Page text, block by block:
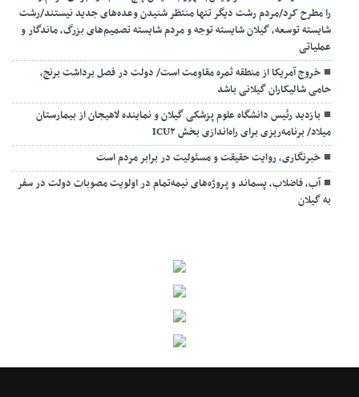
را مطرح کرد/مردم رشت دیگر تنها منتظر شنیدن وعده‌های جدید نیستند/رشت
شایسته توسعه، گیلان شایسته توجه و مردم شایسته تصمیم‌های بزرگ، ماندگار و
عملیاتی
خروج آمریکا از منطقه ثمره مقاومت است/ دولت در فصل برداشت برنج،
حامی شالیکاران گیلانی باشد
بازدید رئیس دانشگاه علوم پزشکی گیلان و نماینده لاهیجان از بیمارستان
میلاد/ برنامه‌ریزی برای راه‌اندازی بخش ICU۲
خبرنگاری، روایت حقیقت و مسئولیت‌ در برابر مردم است
آب، فاضلاب، پسماند و پروژه‌های نیمه‌تمام در اولویت مصوبات دولت در سفر
به گیلان